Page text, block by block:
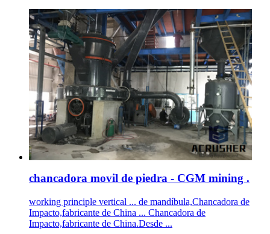
chancadora movil de piedra - CGM mining .
working principle vertical ... de mandíbula,Chancadora de
Impacto,fabricante de China ... Chancadora de
Impacto,fabricante de China.Desde ...